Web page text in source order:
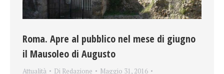
Roma. Apre al pubblico nel mese di giugno
il Mausoleo di Augusto
Attualità Di Redazione
Maggio 31, 2016